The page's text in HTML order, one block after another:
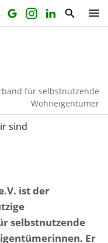
für selbstnutzende
Wohneigentümer
sind
ist der
selbstnutzende
Er